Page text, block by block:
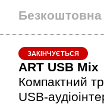
Безкоштовна
ЗАКІНЧУЄТЬСЯ
ART USB Mix
Компактний
USB-